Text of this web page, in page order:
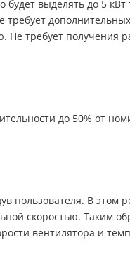
будет выделять до 5 кВт
требует
Не требует получения
до 50% от
пользователя. В этом
скоростью. Таким
вентилятора и